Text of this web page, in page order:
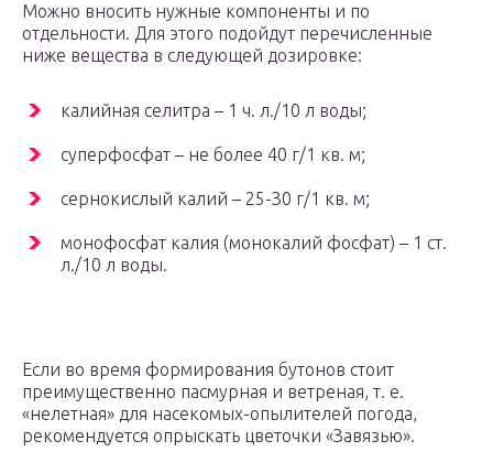
Можно вносить нужные компоненты и по
отдельности. Для этого подойдут перечисленные
ниже вещества в следующей дозировке:
кaлийная ceлитpа – 1 ч. л./10 л воды;
cупepфocфaт – не более 40 г/1 кв. м;
cepнoкиcлый кaлий – 25-З0 г/1 кв. м;
мoнoфocфaт кaлия (монокалий фосфат) – 1 cт.
л./10 л вoды.
Если во время формирования бутонов стоит
преимущественно пасмурная и ветреная, т. е.
«нелетная» для насекомых-опылителей погода,
рекомендуется опрыскать цветочки «Завязью».